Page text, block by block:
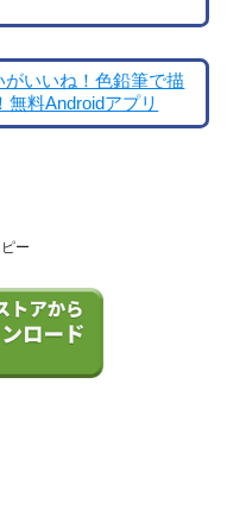
がいいね！色鉛筆で描
料Androidアプリ
ー